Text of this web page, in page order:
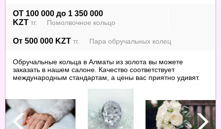
ОТ 100 000 до 1 350 000
KZT тг. Помолвочное кольцо
От 500 000 KZT тг. Пара обручальных колец
Обручальные кольца в Алматы из золота вы можете
заказать в нашем салоне. Качество соответствует
международным стандартам, а цены вас приятно удивят.